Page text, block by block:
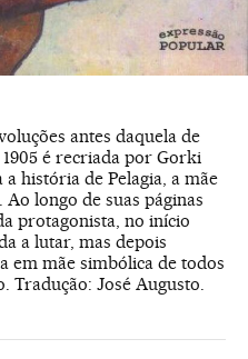
antes daquela de
1905 é recriada por Gorki
história de Pelagia, a mãe
longo de suas páginas
protagonista, no início
a lutar, mas depois
em mãe simbólica de todos
Tradução: José Augusto.